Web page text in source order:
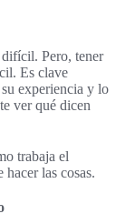
difícil. Pero, tener
Es clave
experiencia y lo
ver qué dicen
trabaja el
hacer las cosas.